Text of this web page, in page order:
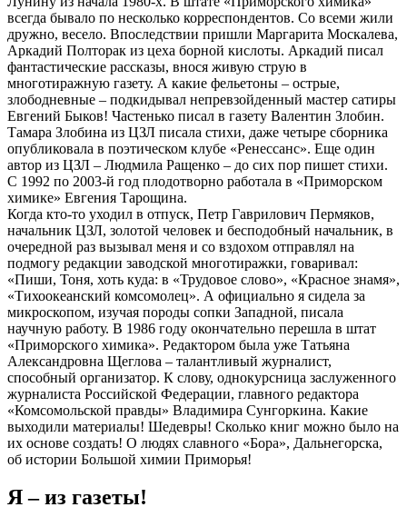
всегда бывало по несколько корреспондентов. Со всеми жили
дружно, весело. Впоследствии пришли Маргарита Москалева,
Аркадий Полторак из цеха борной кислоты. Аркадий писал
фантастические рассказы, внося живую струю в
многотиражную газету. А какие фельетоны – острые,
злободневные – подкидывал непревзойденный мастер сатиры
Евгений Быков! Частенько писал в газету Валентин Злобин.
Тамара Злобина из ЦЗЛ писала стихи, даже четыре сборника
опубликовала в поэтическом клубе «Ренессанс». Еще один
автор из ЦЗЛ – Людмила Ращенко – до сих пор пишет стихи.
С 1992 по 2003-й год плодотворно работала в «Приморском
химике» Евгения Тарощина.
Когда кто-то уходил в отпуск, Петр Гаврилович Пермяков,
начальник ЦЗЛ, золотой человек и бесподобный начальник, в
очередной раз вызывал меня и со вздохом отправлял на
подмогу редакции заводской многотиражки, говаривал:
«Пиши, Тоня, хоть куда: в «Трудовое слово», «Красное знамя»,
«Тихоокеанский комсомолец». А официально я сидела за
микроскопом, изучая породы сопки Западной, писала
научную работу. В 1986 году окончательно перешла в штат
«Приморского химика». Редактором была уже Татьяна
Александровна Щеглова – талантливый журналист,
способный организатор. К слову, однокурсница заслуженного
журналиста Российской Федерации, главного редактора
«Комсомольской правды» Владимира Сунгоркина. Какие
выходили материалы! Шедевры! Сколько книг можно было на
их основе создать! О людях славного «Бора», Дальнегорска,
об истории Большой химии Приморья!
Я – из газеты!